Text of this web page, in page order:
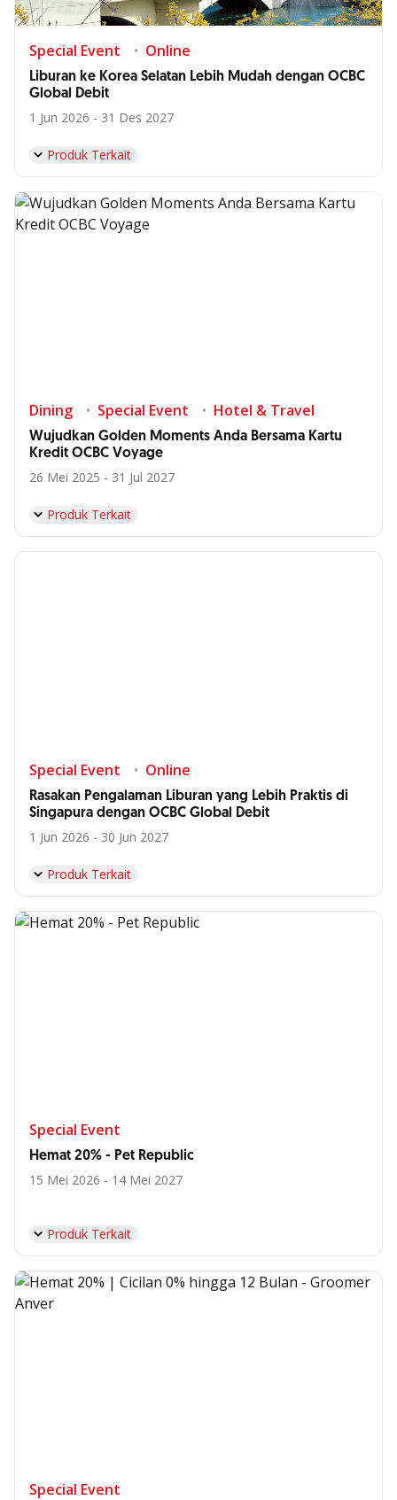
Special Event Online
Liburan ke Korea Selatan Lebih Mudah dengan OCBC
Global Debit
1 Jun 2026 - 31 Des 2027
Produk Terkait
Dining Special Event Hotel & Travel
Wujudkan Golden Moments Anda Bersama Kartu
Kredit OCBC Voyage
26 Mei 2025 - 31 Jul 2027
Produk Terkait
Special Event Online
Rasakan Pengalaman Liburan yang Lebih Praktis di
Singapura dengan OCBC Global Debit
1 Jun 2026 - 30 Jun 2027
Produk Terkait
Special Event
Hemat 20% - Pet Republic
15 Mei 2026 - 14 Mei 2027
Produk Terkait
Special Event